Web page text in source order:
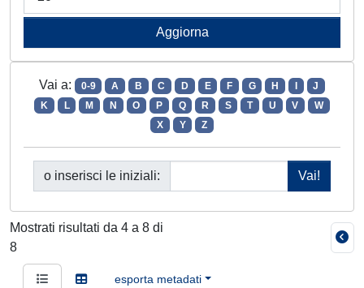
Vai a: 0-9 A B C D E F G H
J
K
L M N O P Q R S T U V
W
X
Y Z
o inserisci le iniziali:
Mostrati risultati da 4 a 8 di
8
esporta metadati